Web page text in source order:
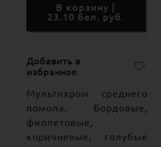
Мультихром среднего
помола. Бордовые,
фиолетовые,
коричневые, голубые
В корзину |
23.10 бел. руб.
Добавить в
избранное